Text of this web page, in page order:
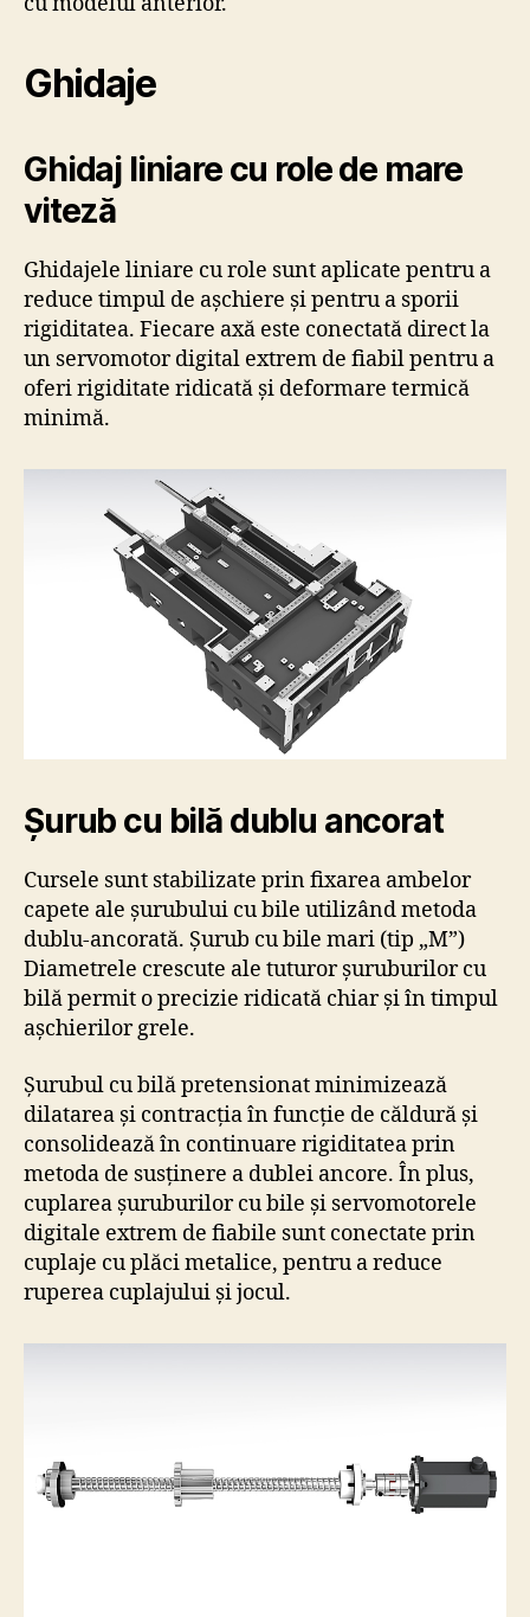
Ghidaje
Ghidaj liniare cu role de mare
viteză
Ghidajele liniare cu role sunt aplicate pentru a
reduce timpul de așchiere și pentru a sporii
rigiditatea. Fiecare axă este conectată direct la
un servomotor digital extrem de fiabil pentru a
oferi rigiditate ridicată și deformare termică
minimă.
Șurub cu bilă dublu ancorat
Cursele sunt stabilizate prin fixarea ambelor
capete ale șurubului cu bile utilizând metoda
dublu-ancorată. Șurub cu bile mari (tip „M”)
Diametrele crescute ale tuturor șuruburilor cu
bilă permit o precizie ridicată chiar și în timpul
așchierilor grele.
Șurubul cu bilă pretensionat minimizează
dilatarea și contracția în funcție de căldură și
consolidează în continuare rigiditatea prin
metoda de susținere a dublei ancore. În plus,
cuplarea șuruburilor cu bile și servomotorele
digitale extrem de fiabile sunt conectate prin
cuplaje cu plăci metalice, pentru a reduce
ruperea cuplajului și jocul.